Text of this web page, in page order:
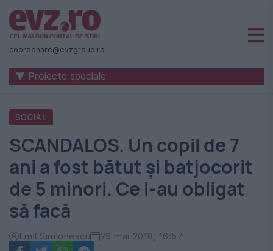
Știri
naționale
internaționale
România
-
Evenimentul
Zilei
coordonare@evzgroup.ro
▼ Proiecte speciale
SOCIAL
SCANDALOS. Un copil de 7
ani a fost bătut şi batjocorit
de 5 minori. Ce l-au obligat
să facă
Emil Simionescu 29 mai 2018, 16:57